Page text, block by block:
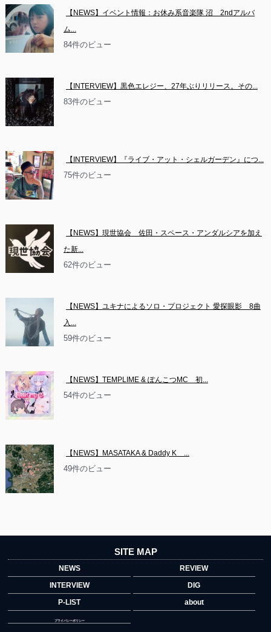
【NEWS】イベント情報：お休み系音楽隊 沼　2ndアルバ
ム...
84件のビュー
【INTERVIEW】黒色エレジー、27年ぶりリリース。その...
83件のビュー
【INTERVIEW】『ライブ・アット・シェルガーデン』につ...
75件のビュー
【NEWS】現世協会　佐田・スペース・アンダルシアを加え
た新...
62件のビュー
【NEWS】ユキナによるソロ・プロジェクト 愛探眼影　8曲
入...
59件のビュー
【NEWS】TEMPLIME & ぽんこつMC　初...
54件のビュー
【NEWS】MASATAKA & Daddy K　...
49件のビュー
SITE MAP
NEWS
REVIEW
INTERVIEW
DIG
P-LIST
about
プライバシーポリシー